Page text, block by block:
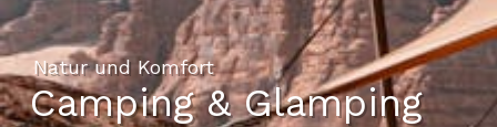
Natur und Komfort
Camping & Glamping